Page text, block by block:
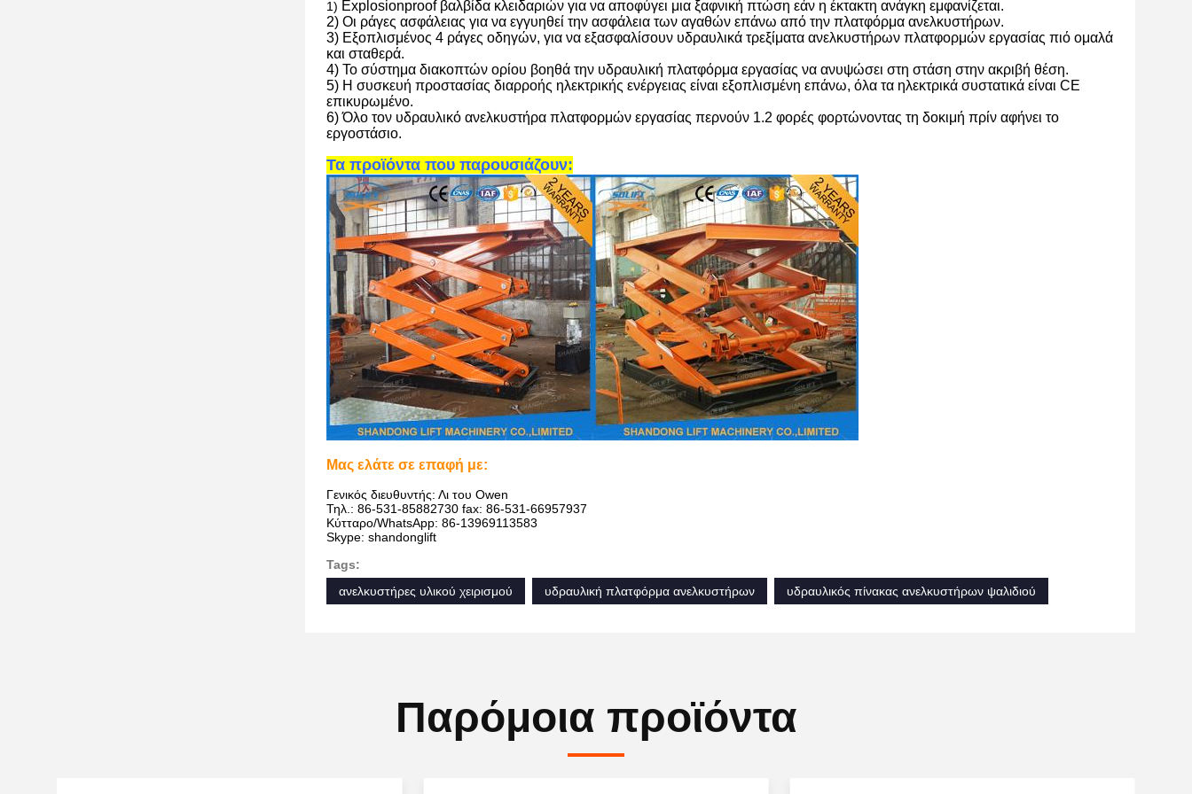
1) Explosionproof βαλβίδα κλειδαριών για να αποφύγει μια ξαφνική πτώση εάν η έκτακτη ανάγκη εμφανίζεται.
2) Οι ράγες ασφάλειας για να εγγυηθεί την ασφάλεια των αγαθών επάνω από την πλατφόρμα ανελκυστήρων.
3) Εξοπλισμένος 4 ράγες οδηγών, για να εξασφαλίσουν υδραυλικά τρεξίματα ανελκυστήρων πλατφορμών εργασίας πιό ομαλά
και σταθερά.
4) Το σύστημα διακοπτών ορίου βοηθά την υδραυλική πλατφόρμα εργασίας να ανυψώσει στη στάση στην ακριβή θέση.
5) Η συσκευή προστασίας διαρροής ηλεκτρικής ενέργειας είναι εξοπλισμένη επάνω, όλα τα ηλεκτρικά συστατικά είναι CE
επικυρωμένο.
6)Όλο τον υδραυλικό ανελκυστήρα πλατφορμών εργασίας περνούν 1.2 φορές φορτώνοντας τη δοκιμή πρίν αφήνει το
εργοστάσιο.
Τα προϊόντα που παρουσιάζουν:
Μας ελάτε σε επαφή με:
Γενικός διευθυντής: Λι του Owen
Τηλ.: 86-531-85882730 fax: 86-531-66957937
Κύτταρο/WhatsApp: 86-13969113583
Skype: shandonglift
Tags:
ανελκυστήρες υλικού χειρισμού
υδραυλική πλατφόρμα ανελκυστήρων υδραυλικός πίνακας ανελκυστήρων ψαλιδιού
Παρόμοια προϊόντα